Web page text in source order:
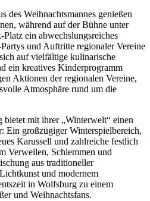
Weihnachtsmannes genießen
während auf der Bühne unter
ein abwechslungsreiches
und Auftritte regionaler Vereine
auf vielfältige kulinarische
ein kreatives Kinderprogramm
Aktionen der regionalen Vereine,
Atmosphäre rund um die
mit ihrer „Winterwelt“ einen
Ein großzügiger Winterspielbereich,
Karussell und zahlreiche festlich
Verweilen, Schlemmen und
aus traditioneller
und modernem
in Wolfsburg zu einem
und Weihnachtsfans.